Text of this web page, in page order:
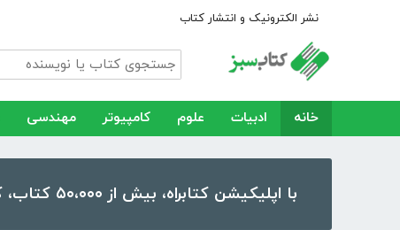
نشر الکترونیک و انتشار کتاب
خانه ادبیات علوم کامپیوتر مهندسی
با اپلیکیشن کتابراه، بیش از ۵۰،۰۰۰ کتاب، کتاب صوتی و رمان را در موبایل و تبلت خود داشته باشید!